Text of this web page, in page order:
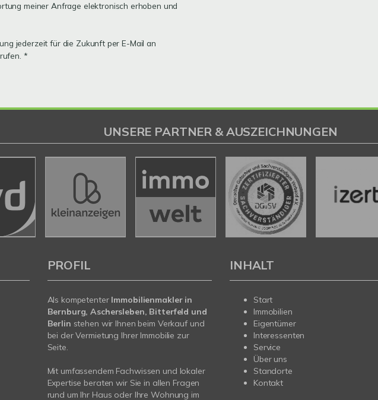
meiner Anfrage elektronisch erhoben und
jederzeit für die Zukunft per E-Mail an
*
UNSERE PARTNER & AUSZEICHNUNGEN
PROFIL
Als kompetenter Immobilienmakler in
Bernburg, Aschersleben, Bitterfeld und
Berlin stehen wir Ihnen beim Verkauf und
bei der Vermietung Ihrer Immobilie zur
Seite.
Mit umfassendem Fachwissen und lokaler
Expertise beraten wir Sie in allen Fragen
rund um Ihr Haus oder Ihre Wohnung im
INHALT
Start
Immobilien
Eigentümer
Interessenten
Service
Über uns
Standorte
Kontakt